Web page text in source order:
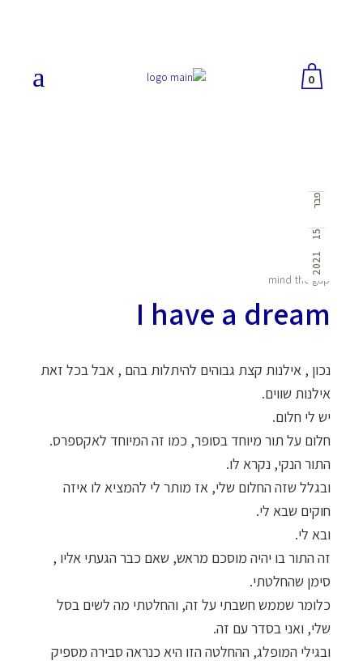
0
פבר
15
2021
mind the gap
I have a dream
נכון , אילנות קצת גבוהים להיתלות בהם , אבל בכל זאת
אילנות שווים.
יש לי חלום.
חלום על תור מיוחד בסופר, כמו זה המיוחד לאקספרס.
התור הנקי, נקרא לו.
ובגלל שזה החלום שלי, אז מותר לי להמציא לו איזה
חוקים שבא לי.
ובא לי.
זה התור בו יהיה מוסכם מראש, שאם כבר הגעתי אליו ,
סימן שהחלטתי.
כלומר שממש חשבתי על זה, והחלטתי מה לשים בסל
שלי, ואני בסדר עם זה.
ובגילי המופלג, ההחלטה הזו היא כנראה סבירה מספיק